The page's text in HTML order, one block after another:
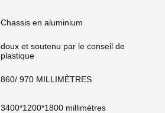
Chassis en aluminium
doux et soutenu par le conseil de
plastique
860/ 970 MILLIMÈTRES
3400*1200*1800 millimètres